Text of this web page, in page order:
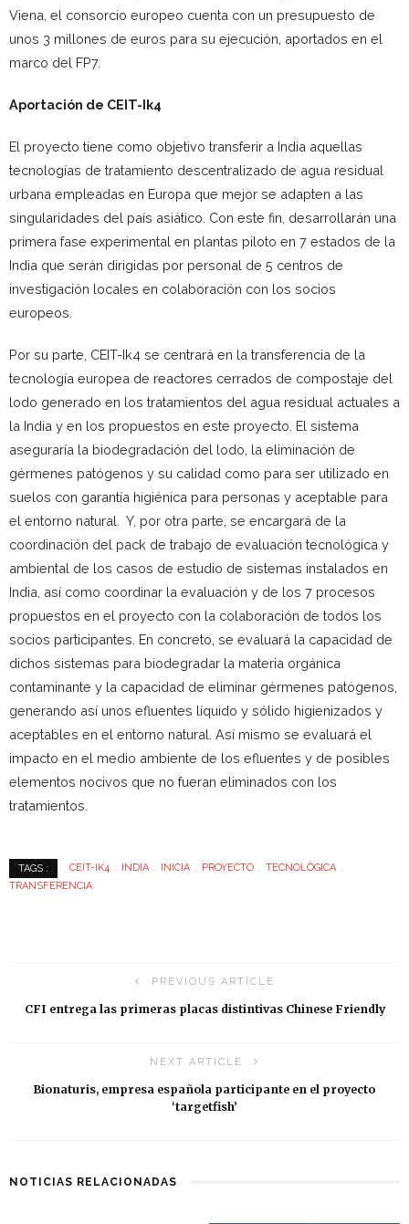
Viena, el consorcio europeo cuenta con un presupuesto de
unos 3 millones de euros para su ejecución, aportados en el
marco del FP7.
Aportación de CEIT-Ik4
El proyecto tiene como objetivo transferir a India aquellas
tecnologías de tratamiento descentralizado de agua residual
urbana empleadas en Europa que mejor se adapten a las
singularidades del país asiático. Con este fin, desarrollarán una
primera fase experimental en plantas piloto en 7 estados de la
India que serán dirigidas por personal de 5 centros de
investigación locales en colaboración con los socios
europeos.
Por su parte, CEIT-Ik4 se centrará en la transferencia de la
tecnología europea de reactores cerrados de compostaje del
lodo generado en los tratamientos del agua residual actuales a
la India y en los propuestos en este proyecto. El sistema
aseguraría la biodegradación del lodo, la eliminación de
gérmenes patógenos y su calidad como para ser utilizado en
suelos con garantía higiénica para personas y aceptable para
el entorno natural. Y, por otra parte, se encargará de la
coordinación del pack de trabajo de evaluación tecnológica y
ambiental de los casos de estudio de sistemas instalados en
India, así como coordinar la evaluación y de los 7 procesos
propuestos en el proyecto con la colaboración de todos los
socios participantes. En concreto, se evaluará la capacidad de
dichos sistemas para biodegradar la materia orgánica
contaminante y la capacidad de eliminar gérmenes patógenos,
generando así unos efluentes líquido y sólido higienizados y
aceptables en el entorno natural. Así mismo se evaluará el
impacto en el medio ambiente de los efluentes y de posibles
elementos nocivos que no fueran eliminados con los
tratamientos.
TAGS : CEIT-IK4 INDIA INICIA PROYECTO
TECNOLÓGICA
TRANSFERENCIA
PREVIOUS ARTICLE
CFI entrega las primeras placas distintivas Chinese Friendly
NEXT ARTICLE
Bionaturis, empresa española participante en el proyecto
‘targetfish’
NOTICIAS RELACIONADAS